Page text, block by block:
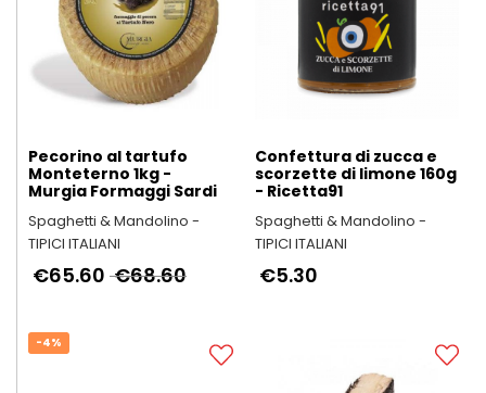
Pecorino al tartufo
Monteterno 1kg -
Murgia Formaggi Sardi
Spaghetti & Mandolino -
TIPICI ITALIANI
€68.60
€65.60
Confettura di zucca e
scorzette di limone 160g
- Ricetta91
Spaghetti & Mandolino -
TIPICI ITALIANI
€5.30
-4%